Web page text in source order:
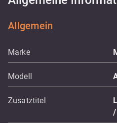
Allgemein
Marke
Modell
Zusatztitel
/